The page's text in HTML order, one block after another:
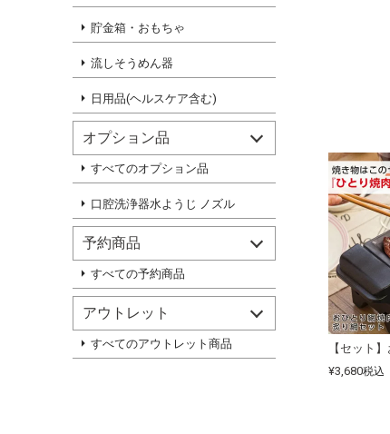
貯金箱・おもちゃ
流しそうめん器
日用品(ヘルスケア含む)
オプション品
すべてのオプション品
口腔洗浄器水ようじ ノズル
予約商品
すべての予約商品
アウトレット
すべてのアウトレット商品
¥3,680税込